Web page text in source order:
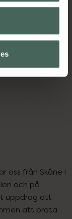
oss från Skåne i
och på
uppdrag att
att prata